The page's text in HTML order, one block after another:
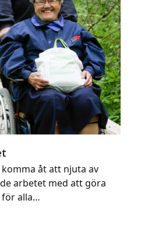
komma åt att njuta av
arbetet med att göra
alla…